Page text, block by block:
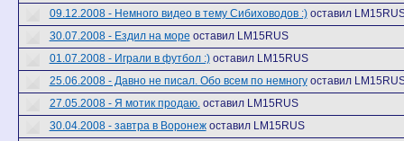
09.12.2008 - Немного видео в тему Сибиховодов :) оставил
30.07.2008 - Ездил на море оставил LM15RUS
01.07.2008 - Играли в футбол :) оставил LM15RUS
25.06.2008 - Давно не писал. Обо всем по немногу оставил
27.05.2008 - Я мотик продаю. оставил LM15RUS
30.04.2008 - завтра в Воронеж оставил LM15RUS